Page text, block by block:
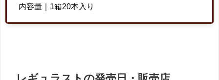
内容量｜1箱20本入り